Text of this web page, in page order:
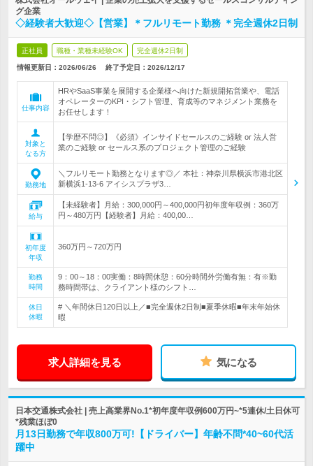
グ企業
◇経験者大歓迎◇【営業】＊フルリモート勤務 ＊完全週休2日制
正社員 職種・業種未経験OK 完全週休2日制
情報更新日：2026/06/26 終了予定日： 2026/12/17
仕事内容
HRやSaaS事業を展開する企業様へ向けた新規開拓営業や、電話
オペレーターのKPI・シフト管理、育成等のマネジメント業務を
お任せします！
対象と
なる方
【学歴不問◎】《必須》インサイドセールスのご経験 or 法人営
業のご経験 or セールス系のプロジェクト管理のご経験
勤務地
＼フルリモート勤務となります◎／ 本社：神奈川県横浜市港北区
新横浜1-13-6 アイシスプラザ3…
給与
【未経験者】月給：300,000円～400,000円初年度年収例：360万
円～480万円【経験者】月給：400,00…
初年度
年収
360万円～720万円
勤務
時間
9：00～18：00実働：8時間休憩：60分時間外労働有無：有※勤
務時間帯は、クライアント様のシフト…
休日
休暇
# ＼年間休日120日以上／■完全週休2日制■夏季休暇■年末年始休
暇
求人詳細を見る 気になる
日本交通株式会社 | 売上高業界No.1*初年度年収例600万円~*5連休/土日休可
*残業ほぼ0
月13日勤務で年収800万可!【ドライバー】年齢不問*40~60代活
躍中